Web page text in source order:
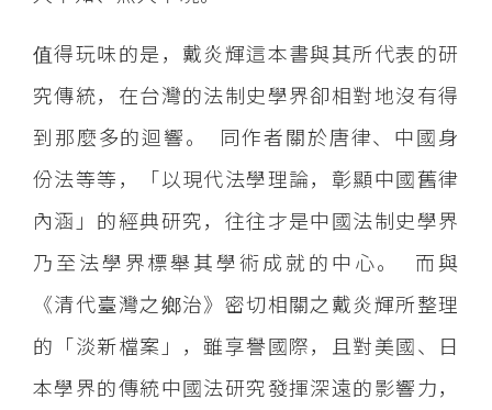
值得玩味的是，戴炎輝這本書與其所代表的研
究傳統，在台灣的法制史學界卻相對地沒有得
到那麼多的迴響。 同作者關於唐律、中國身
份法等等，「以現代法學理論，彰顯中國舊律
內涵」的經典研究，往往才是中國法制史學界
乃至法學界標舉其學術成就的中心。 而與
《清代臺灣之鄉治》密切相關之戴炎輝所整理
的「淡新檔案」，雖享譽國際，且對美國、日
本學界的傳統中國法研究發揮深遠的影響力，